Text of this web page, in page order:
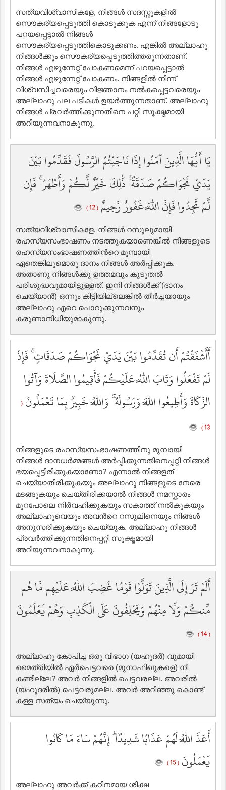
സത്യവിശ്വാസികളേ, നിങ്ങള്‍ സദസ്സുകളില്‍
സൌകര്യപ്പെടുത്തി കൊടുക്കുക എന്ന് നിങ്ങളോടു
പറയപ്പെട്ടാല്‍ നിങ്ങള്‍
സൌകര്യപ്പെടുത്തികൊടുക്കണം. എങ്കില്‍ അല്ലാഹു
നിങ്ങള്‍ക്കും സൌകര്യപ്പെടുത്തിത്തരുന്നതാണ്‌.
നിങ്ങള്‍ എഴുന്നേറ്റ് പോകണമെന്ന് പറയപ്പെട്ടാല്‍
നിങ്ങള്‍ എഴുന്നേറ്റ് പോകണം. നിങ്ങളില്‍ നിന്ന്
വിശ്വസിച്ചവരെയും വിജ്ഞാനം നല്‍കപ്പെട്ടവരെയും
അല്ലാഹു പല പടികള്‍ ഉയര്‍ത്തുന്നതാണ്‌. അല്ലാഹു
നിങ്ങള്‍ പ്രവര്‍ത്തിക്കുന്നതിനെ പറ്റി സൂക്ഷ്മമായി
അറിയുന്നവനാകുന്നു.
يَا أَيُّهَا الَّذِينَ آمَنُوا إِذَا نَاجَيْتُمُ الرَّسُولَ فَقَدِّمُوا بَيْنَ
يَدَيْ نَجْوَاكُمْ صَدَقَةً ۚ ذَٰلِكَ خَيْرٌ لَّكُمْ وَأَطْهَرُ ۚ فَإِن
لَّمْ تَجِدُوا فَإِنَّ اللَّهَ غَفُورٌ رَّحِيمٌ ( 12 )
സത്യവിശ്വാസികളേ, നിങ്ങള്‍ റസൂലുമായി
രഹസ്യസംഭാഷണം നടത്തുകയാണെങ്കില്‍ നിങ്ങളുടെ
രഹസ്യസംഭാഷണത്തിന്‍റെ മുമ്പായി
ഏതെങ്കിലുമൊരു ദാനം നിങ്ങള്‍ അര്‍പ്പിക്കുക.
അതാണു നിങ്ങള്‍ക്കു ഉത്തമവും കൂടുതല്‍
പരിശുദ്ധവുമായിട്ടുള്ളത്‌. ഇനി നിങ്ങള്‍ക്ക് (ദാനം
ചെയ്യാന്‍) ഒന്നും കിട്ടിയില്ലെങ്കില്‍ തീര്‍ച്ചയായും
അല്ലാഹു എറെ പൊറുക്കുന്നവനും
കരുണാനിധിയുമാകുന്നു.
أَأَشْفَقْتُمْ أَن تُقَدِّمُوا بَيْنَ يَدَيْ نَجْوَاكُمْ صَدَقَاتٍ ۚ فَإِذْ
لَمْ تَفْعَلُوا وَتَابَ اللَّهُ عَلَيْكُمْ فَأَقِيمُوا الصَّلَاةَ وَآتُوا
الزَّكَاةَ وَأَطِيعُوا اللَّهَ وَرَسُولَهُ ۚ وَاللَّهُ خَبِيرٌ بِمَا تَعْمَلُونَ (
13 )
നിങ്ങളുടെ രഹസ്യസംഭാഷണത്തിനു മുമ്പായി
നിങ്ങള്‍ ദാനധര്‍മ്മങ്ങള്‍ അര്‍പ്പിക്കുന്നതിനെപ്പറ്റി നിങ്ങള്‍
ഭയപ്പെട്ടിരിക്കുകയാണോ? എന്നാല്‍ നിങ്ങളത്
ചെയ്യാതിരിക്കുകയും അല്ലാഹു നിങ്ങളുടെ നേരെ
മടങ്ങുകയും ചെയ്തിരിക്കയാല്‍ നിങ്ങള്‍ നമസ്കാരം
മുറപോലെ നിര്‍വഹിക്കുകയും സകാത്ത് നല്‍കുകയും
അല്ലാഹുവെയും അവന്‍റെ റസൂലിനെയും നിങ്ങള്‍
അനുസരിക്കുകയും ചെയ്യുക. അല്ലാഹു നിങ്ങള്‍
പ്രവര്‍ത്തിക്കുന്നതിനെപ്പറ്റി സൂക്ഷ്മമായി
അറിയുന്നവനാകുന്നു.
أَلَمْ تَرَ إِلَى الَّذِينَ تَوَلَّوْا قَوْمًا غَضِبَ اللَّهُ عَلَيْهِم مَّا هُم
مِّنكُمْ وَلَا مِنْهُمْ وَيَحْلِفُونَ عَلَى الْكَذِبِ وَهُمْ يَعْلَمُونَ
( 14 )
അല്ലാഹു കോപിച്ച ഒരു വിഭാഗ (യഹൂദര്‍) വുമായി
മൈത്രിയില്‍ ഏര്‍പെട്ടവരെ (മുനാഫിഖുകളെ) നീ
കണ്ടില്ലേ? അവര്‍ നിങ്ങളില്‍ പെട്ടവരല്ല. അവരില്‍
(യഹൂദരില്‍) പെട്ടവരുമല്ല. അവര്‍ അറിഞ്ഞു കൊണ്ട്
കള്ള സത്യം ചെയ്യുന്നു.
أَعَدَّ اللَّهُ لَهُمْ عَذَابًا شَدِيدًا ۖ إِنَّهُمْ سَاءَ مَا كَانُوا
يَعْمَلُونَ ( 15 )
അല്ലാഹു അവര്‍ക്ക് കഠിനമായ ശിക്ഷ